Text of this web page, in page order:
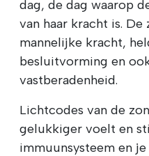
dag, de dag waarop
van haar kracht is.
mannelijke kracht,
besluitvorming en
vastberadenheid.
Lichtcodes van de
gelukkiger voelt en
immuunsysteem en